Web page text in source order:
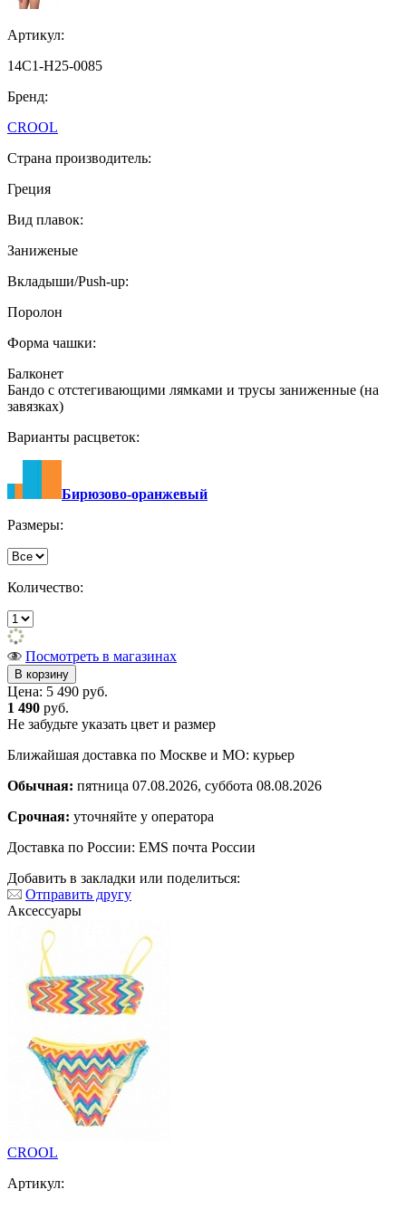
Артикул:
14C1-H25-0085
Бренд:
CROOL
Страна производитель:
Греция
Вид плавок:
Заниженые
Вкладыши/Push-up:
Поролон
Форма чашки:
Балконет
Бандо с отстегивающими лямками и трусы заниженные (на
завязках)
Варианты расцветок:
Бирюзово-оранжевый
Размеры:
Количество:
Посмотреть в магазинах
Цена: 5 490 руб.
1 490 руб.
Не забудьте указать цвет и размер
Ближайшая доставка по Москве и МО: курьер
Обычная: пятница 07.08.2026, суббота 08.08.2026
Срочная: уточняйте у оператора
Доставка по России: EMS почта России
Добавить в закладки или поделиться:
Отправить другу
Аксессуары
CROOL
Артикул: